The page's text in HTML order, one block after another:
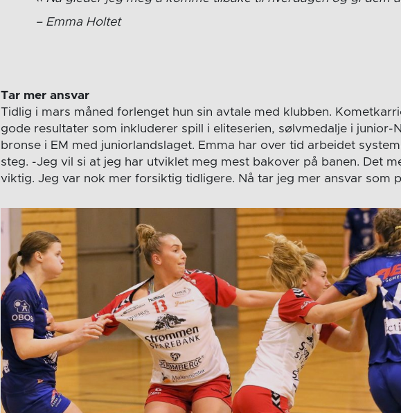
Emma Holtet
Tar mer ansvar
Tidlig i mars måned forlenget hun sin avtale med klubben.
gode resultater som inkluderer spill i eliteserien, sølvmedalje i junior-
bronse i EM med juniorlandslaget. Emma har over tid arbeidet
steg. -Jeg vil si at jeg har utviklet meg mest bakover på banen. Det
viktig. Jeg var nok mer forsiktig tidligere. Nå tar jeg mer ansvar som